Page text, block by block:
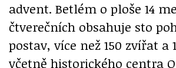
advent. Betlém o ploše 14
čtverečních obsahuje sto
postav, více než 150 zvířat a
včetně historického centra